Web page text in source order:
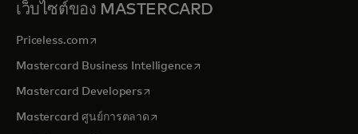
เว็บไซต์ของ MASTERCARD
Priceless.com opens in a new tab
Mastercard Business Intelligenceopens in a new tab
Mastercard Developersopens in a new tab
Mastercard ศูนย์การตลาด opens in a new tab